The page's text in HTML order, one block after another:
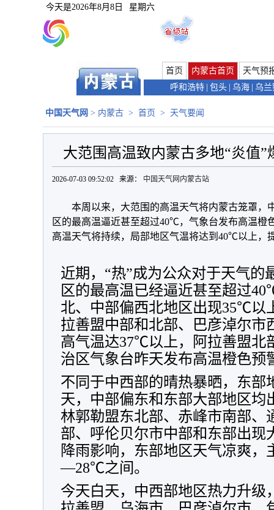
今天是2026年8月8日 星期六
首页 内蒙古首页
天气预
呼和浩特 包头 乌海 乌兰
中国天气网 > 内蒙古 > 首页 > 天气要闻
大范围高温致内蒙古多地“炎值
2026-07-03 09:52:02 来源： 中国天气网内蒙古站
本周以来，大范围的高温天气将内蒙古笼罩，
区的最高温逼近甚至超过40℃，气象台发布高温橙
高温天气将持续，局部地区气温将达到40℃以上，
近期，“热”成为公众对于天气的
区的最高温已经逼近甚至超过
北、中部偏西北地区出现35℃以
拉善盟中部和北部、巴彦淖尔市
高气温达37℃以上，阿拉善盟北
治区气象台昨天发布高温橙色预
不同于中西部的晴热暴晒，东部
天，中部偏东和东部大部地区均
林郭勒盟东北部、赤峰市南部、
部、呼伦贝尔市中部和东部出现
降雨影响，东部地区天气凉爽
—28℃之间。
今天白天，中西部地区热力升级